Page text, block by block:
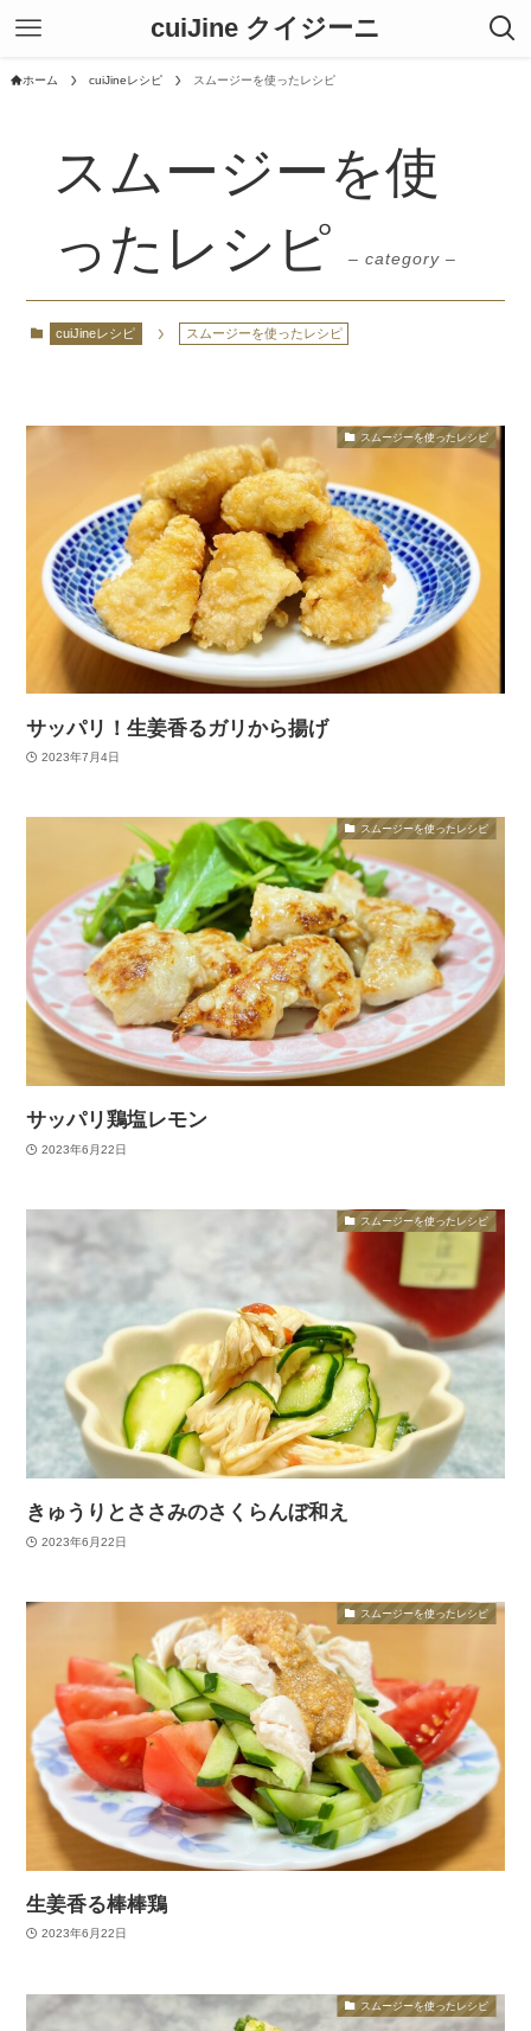
cuiJine クイジーニ
ホーム cuiJineレシピ スムージーを使ったレシピ
スムージーを使
ったレシピ
– category –
cuiJineレシピ スムージーを使ったレシピ
スムージーを使ったレシピ
サッパリ！生姜香るガリから揚げ
2023年7月4日
スムージーを使ったレシピ
サッパリ鶏塩レモン
2023年6月22日
スムージーを使ったレシピ
きゅうりとささみのさくらんぼ和え
2023年6月22日
スムージーを使ったレシピ
生姜香る棒棒鶏
2023年6月22日
スムージーを使ったレシピ